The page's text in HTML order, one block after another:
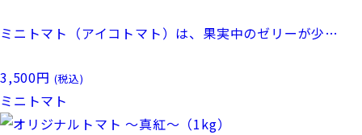
ミニトマト（アイコトマト）は、果実中のゼリーが少…
3,500円 (税込)
ミニトマト